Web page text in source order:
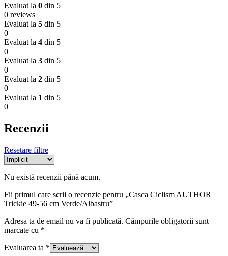
Evaluat la 0 din 5
0 reviews
Evaluat la 5 din 5
0
Evaluat la 4 din 5
0
Evaluat la 3 din 5
0
Evaluat la 2 din 5
0
Evaluat la 1 din 5
0
Recenzii
Resetare filtre
Nu există recenzii până acum.
Fii primul care scrii o recenzie pentru „Casca Ciclism AUTHOR
Trickie 49-56 cm Verde/Albastru”
Adresa ta de email nu va fi publicată. Câmpurile obligatorii sunt
marcate cu *
Evaluarea ta *